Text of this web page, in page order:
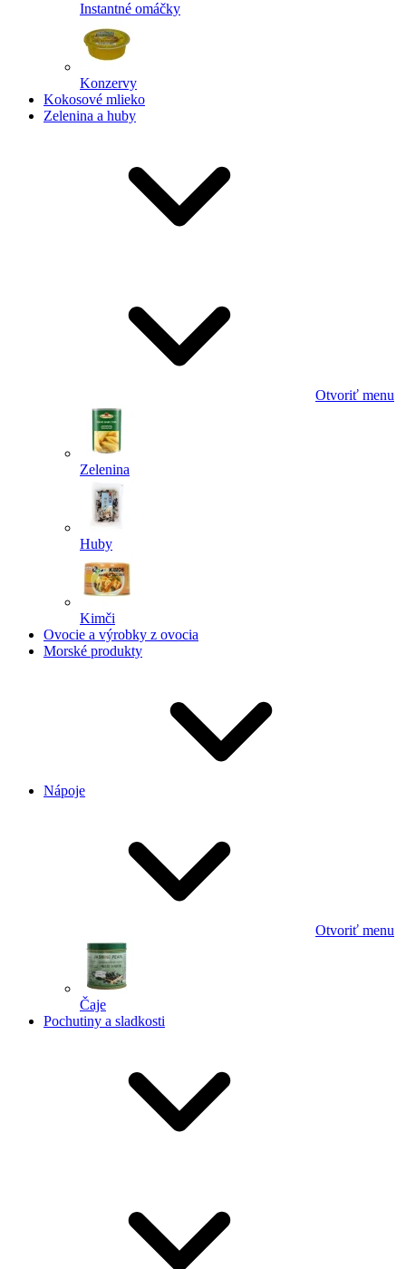
Instantné omáčky
Konzervy
Kokosové mlieko
Zelenina a huby
Otvoriť menu
Zelenina
Huby
Kimči
Ovocie a výrobky z ovocia
Morské produkty
Nápoje
Otvoriť menu
Čaje
Pochutiny a sladkosti